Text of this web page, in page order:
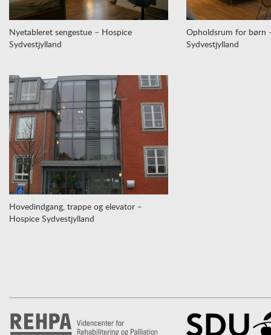
Nyetableret sengestue – Hospice
Sydvestjylland
Opholdsrum for børn
Sydvestjylland
Hovedindgang, trappe og elevator –
Hospice Sydvestjylland